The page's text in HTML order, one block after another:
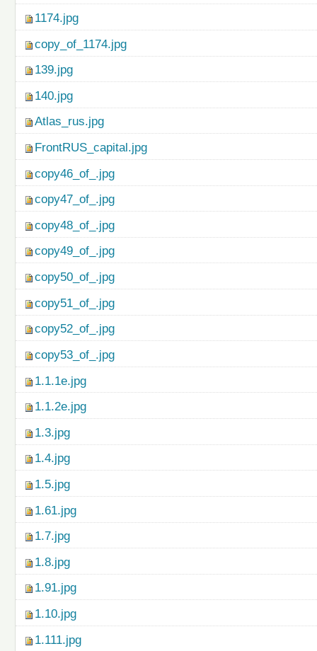
1174.jpg
copy_of_1174.jpg
139.jpg
140.jpg
Atlas_rus.jpg
FrontRUS_capital.jpg
copy46_of_.jpg
copy47_of_.jpg
copy48_of_.jpg
copy49_of_.jpg
copy50_of_.jpg
copy51_of_.jpg
copy52_of_.jpg
copy53_of_.jpg
1.1.1e.jpg
1.1.2e.jpg
1.3.jpg
1.4.jpg
1.5.jpg
1.61.jpg
1.7.jpg
1.8.jpg
1.91.jpg
1.10.jpg
1.111.jpg